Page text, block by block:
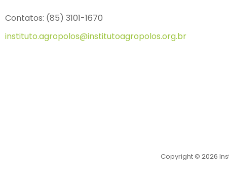
Contatos: (85) 3101-1670
instituto.agropolos@institutoagropolos.org.br
Copyright © 2026